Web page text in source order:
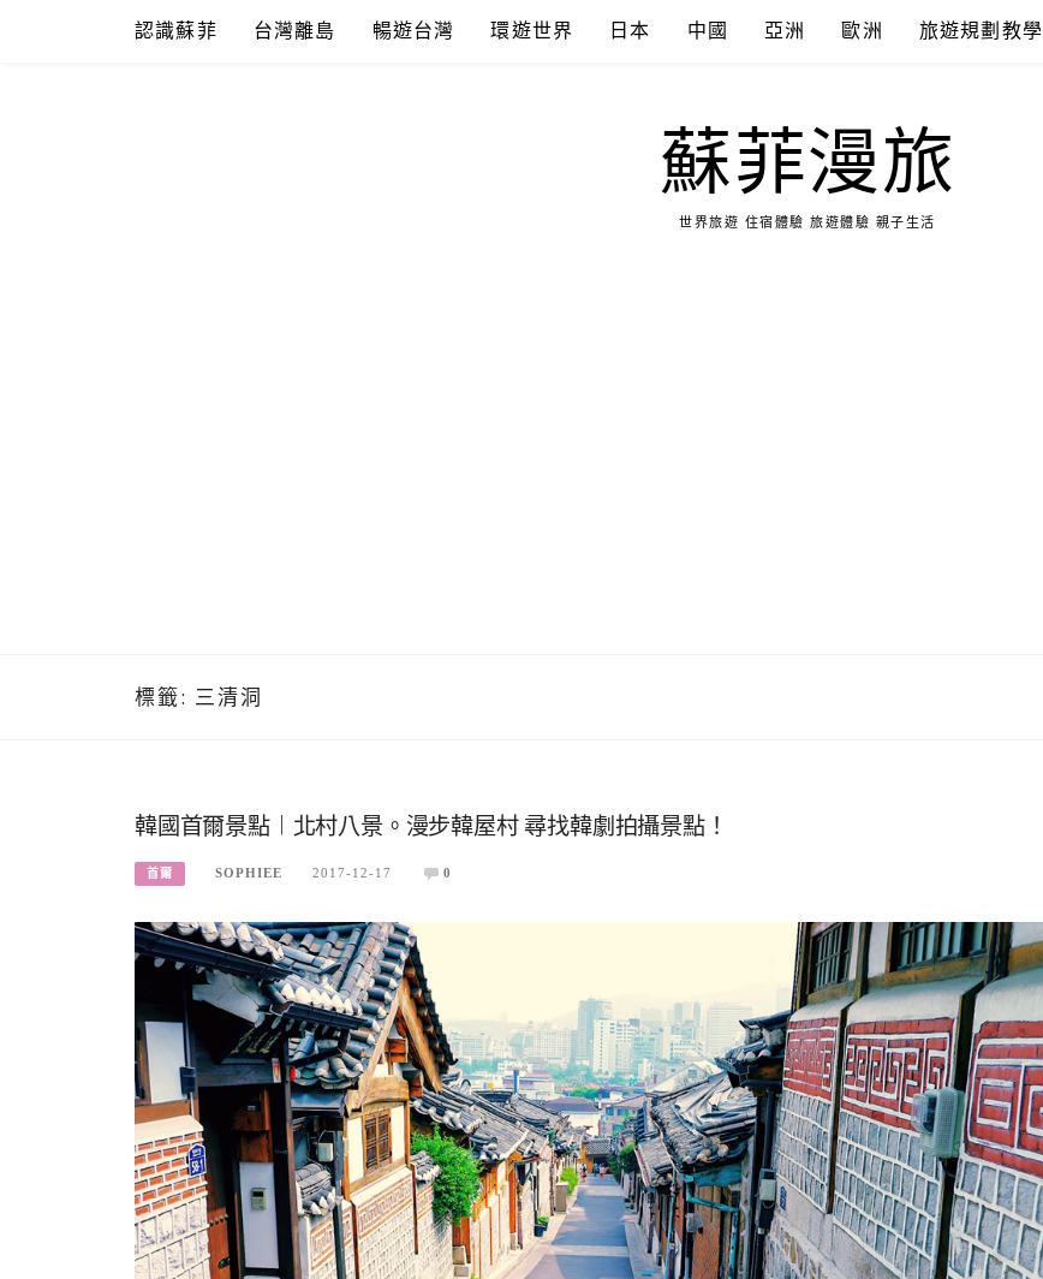
認識蘇菲 台灣離島 暢遊台灣 環遊世界 日本 中國 亞洲 歐洲 旅遊規劃教學
蘇菲漫旅
世界旅遊 住宿體驗 旅遊體驗 親子生活
標籤: 三清洞
韓國首爾景點︱北村八景。漫步韓屋村 尋找韓劇拍攝景點！
首爾 SOPHIEE 2017-12-17 0